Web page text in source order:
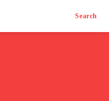
Search